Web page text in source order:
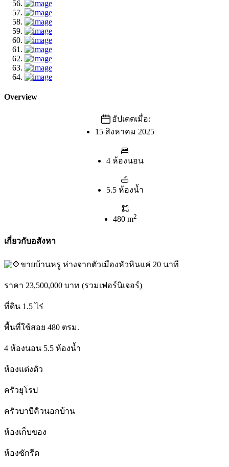
Overview
อัปเดตเมื่อ:
15 สิงหาคม 2025
4 ห้องนอน
5.5 ห้องน้ำ
480 m2
เกี่ยวกับอสังหา
ขายบ้านหรู ห่างจากตัวเมืองหัวหินแค่ 20 นาที
ราคา 23,500,000 บาท (รวมเฟอร์นิเจอร์)
ที่ดิน 1.5 ไร่
พื้นที่ใช้สอย 480 ตรม.
4 ห้องนอน 5.5 ห้องน้ำ
ห้องแต่งตัว
ครัวยุโรป
ครัวบาบีคิวนอกบ้าน
ห้องเก็บของ
ห้องซักรีด